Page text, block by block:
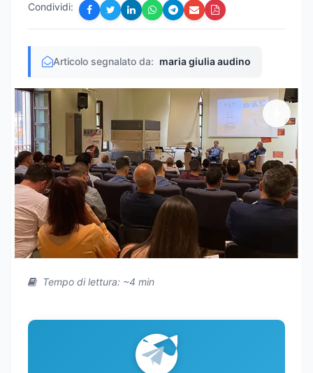
Condividi:
Articolo segnalato da: maria giulia audino
Tempo di lettura: ~4 min